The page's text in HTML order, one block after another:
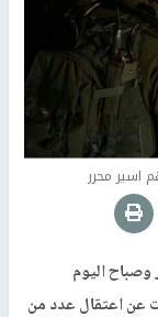
اسير محرر
اليوم
عن اعتقال عدد من